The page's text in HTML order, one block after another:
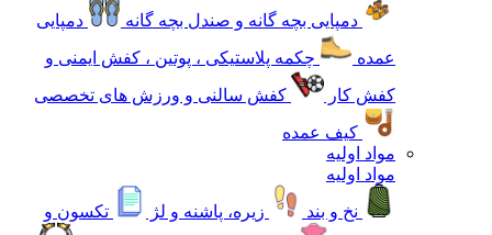
دمپایی بچه گانه و صندل بچه گانه
دمپایی
عمده
چکمه پلاستیکی ، پوتین ، کفش ایمنی و
کفش کار
کفش سالنی و ورزش های تخصصی
کیف عمده
مواد اولیه
مواد اولیه
نخ و بند
زیره، پاشنه و لژ
تکسون و